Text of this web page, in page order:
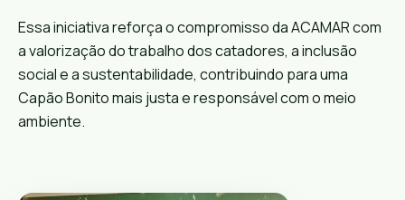
Essa iniciativa reforça o compromisso da ACAMAR com
a valorização do trabalho dos catadores, a inclusão
social e a sustentabilidade, contribuindo para uma
Capão Bonito mais justa e responsável com o meio
ambiente.